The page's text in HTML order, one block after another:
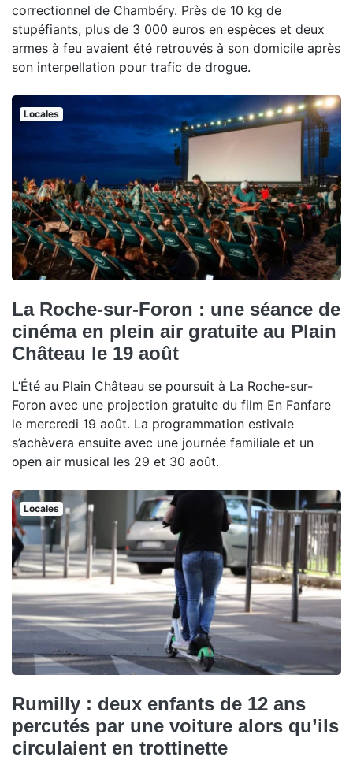
correctionnel de Chambéry. Près de 10 kg de
stupéfiants, plus de 3 000 euros en espèces et deux
armes à feu avaient été retrouvés à son domicile après
son interpellation pour trafic de drogue.
Locales
La Roche-sur-Foron : une séance de
cinéma en plein air gratuite au Plain
Château le 19 août
L’Été au Plain Château se poursuit à La Roche-sur-
Foron avec une projection gratuite du film En Fanfare
le mercredi 19 août. La programmation estivale
s’achèvera ensuite avec une journée familiale et un
open air musical les 29 et 30 août.
Locales
Rumilly : deux enfants de 12 ans
percutés par une voiture alors qu’ils
circulaient en trottinette